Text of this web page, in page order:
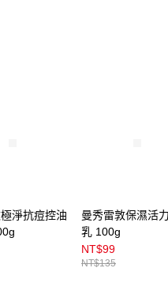
運費
淨抗痘控油
曼秀雷敦保濕活
乳 100g
NT$99
NT$135